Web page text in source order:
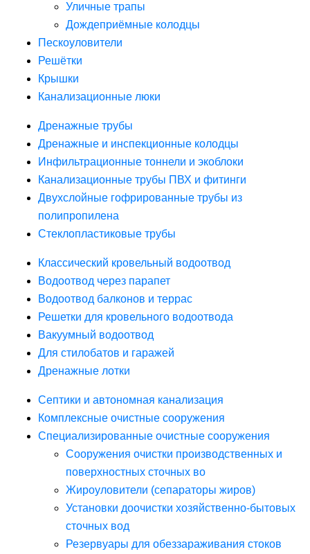
Уличные трапы
Дождеприёмные колодцы
Пескоуловители
Решётки
Крышки
Канализационные люки
Дренажные трубы
Дренажные и инспекционные колодцы
Инфильтрационные тоннели и экоблоки
Канализационные трубы ПВХ и фитинги
Двухслойные гофрированные трубы из
полипропилена
Стеклопластиковые трубы
Классический кровельный водоотвод
Водоотвод через парапет
Водоотвод балконов и террас
Решетки для кровельного водоотвода
Вакуумный водоотвод
Для стилобатов и гаражей
Дренажные лотки
Септики и автономная канализация
Комплексные очистные сооружения
Специализированные очистные сооружения
Сооружения очистки производственных и
поверхностных сточных во
Жироуловители (сепараторы жиров)
Установки доочистки хозяйственно-бытовых
сточных вод
Резервуары для обеззараживания стоков